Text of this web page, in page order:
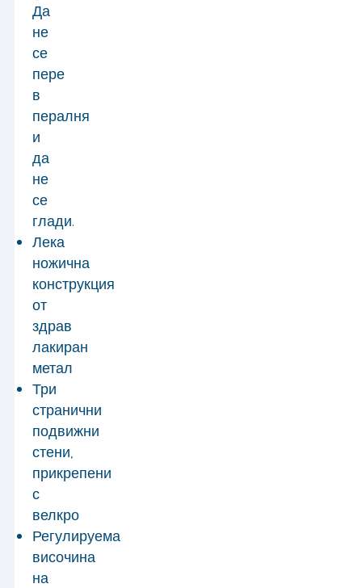
Да
не
се
пере
в
пералня
и
да
не
се
глади.
Лека
ножична
конструкция
от
здрав
лакиран
метал
Три
странични
подвижни
стени,
прикрепени
с
велкро
Регулируема
височина
на